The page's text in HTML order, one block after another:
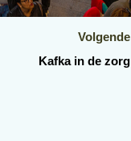
Volgende
Kafka in de zorg